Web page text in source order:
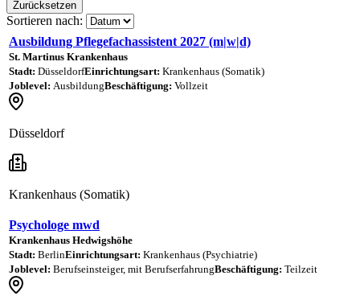
Zurücksetzen
Sortieren nach:
Ausbildung Pflegefachassistent 2027 (m|w|d)
St. Martinus Krankenhaus
Stadt: DüsseldorfEinrichtungsart: Krankenhaus (Somatik)
Joblevel: AusbildungBeschäftigung: Vollzeit
Düsseldorf
Krankenhaus (Somatik)
Psychologe mwd
Krankenhaus Hedwigshöhe
Stadt: BerlinEinrichtungsart: Krankenhaus (Psychiatrie)
Joblevel: Berufseinsteiger, mit BerufserfahrungBeschäftigung: Teilzeit